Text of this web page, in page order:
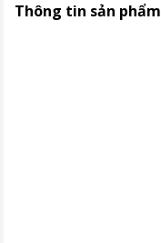
Nơi sản xuất
Thông tin sản phẩm